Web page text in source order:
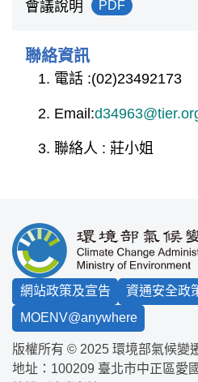
會議說明 PDF
聯絡資訊
電話 :(02)23492173
Email:
聯絡人 : 莊小姐
網站政策及宣告 資通安全政
MOENV@anywhere
版權所有 © 2025 環境部氣候變
地址：100209 臺北市中正區愛